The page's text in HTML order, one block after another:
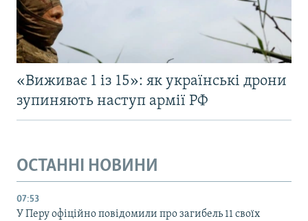
«Виживає 1 із 15»: як українські дрони
зупиняють наступ армії РФ
ОСТАННІ НОВИНИ
07:53
У Перу офіційно повідомили про загибель 11 своїх